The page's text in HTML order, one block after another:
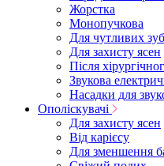
Жорстка
Монопучкова
Для чутливих
Для захисту ясен
Після
Звукова
Насадки для
Ополіскувачі
Для захисту ясен
Від карієсу
Для зменшення